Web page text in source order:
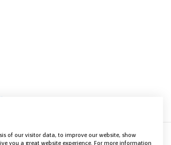
of our visitor data, to improve our website, show
you a great website experience. For more information